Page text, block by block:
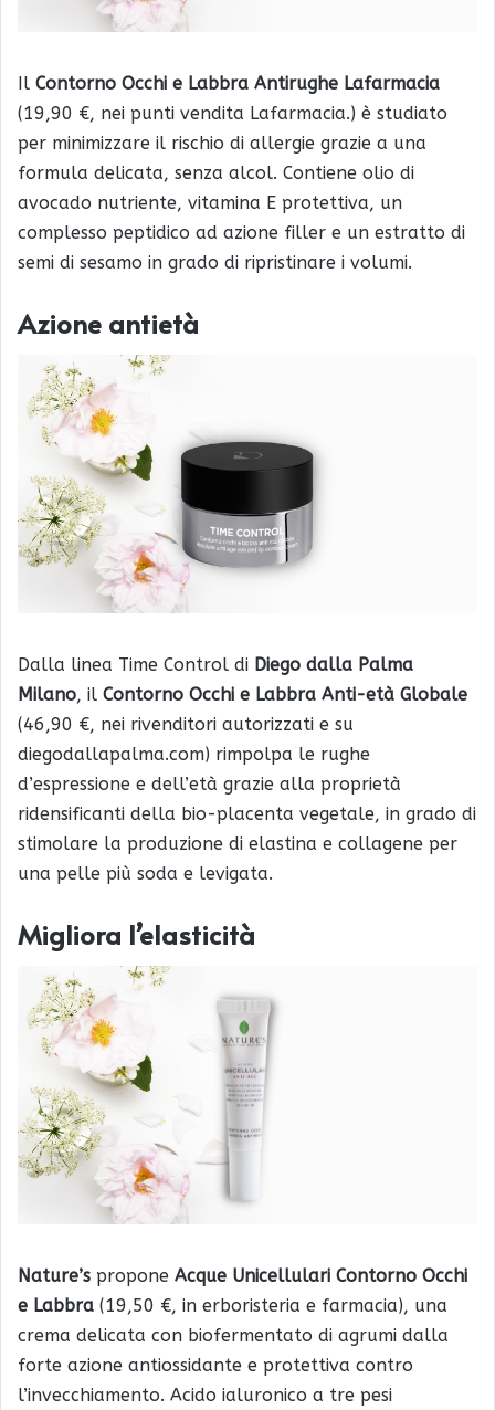
Il Contorno Occhi e Labbra Antirughe Lafarmacia
(19,90 €, nei punti vendita Lafarmacia.) è studiato
per minimizzare il rischio di allergie grazie a una
formula delicata, senza alcol. Contiene olio di
avocado nutriente, vitamina E protettiva, un
complesso peptidico ad azione filler e un estratto di
semi di sesamo in grado di ripristinare i volumi.
Azione antietà
Dalla linea Time Control di Diego dalla Palma
Milano, il Contorno Occhi e Labbra Anti-età Globale
(46,90 €, nei rivenditori autorizzati e su
diegodallapalma.com) rimpolpa le rughe
d’espressione e dell’età grazie alla proprietà
ridensificanti della bio-placenta vegetale, in grado di
stimolare la produzione di elastina e collagene per
una pelle più soda e levigata.
Migliora l’elasticità
Nature’s propone Acque Unicellulari Contorno Occhi
e Labbra (19,50 €, in erboristeria e farmacia), una
crema delicata con biofermentato di agrumi dalla
forte azione antiossidante e protettiva contro
l’invecchiamento. Acido ialuronico a tre pesi